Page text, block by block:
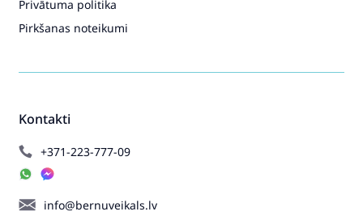
Kontakti
+371-223-777-09
info@bernuveikals.lv
Privātuma politika
Pirkšanas noteikumi